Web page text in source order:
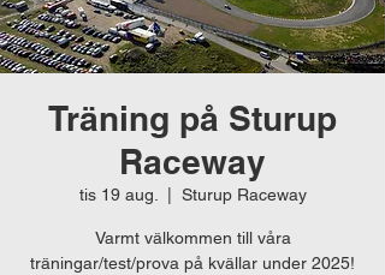
Träning på Sturup
Raceway
tis 19 aug. Sturup Raceway
Varmt välkommen till våra
träningar/test/prova på kvällar under 2025!